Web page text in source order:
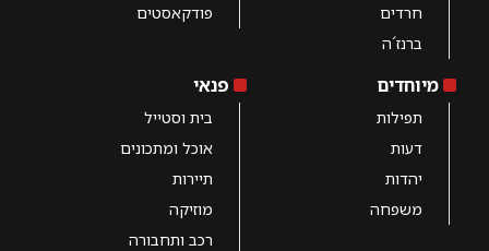
חרדים
ברנז´ה
פודקאסטים
מיוחדים
תפילות
דעות
יהדות
משפחה
פנאי
בית וסטייל
אוכל ומתכונים
תיירות
מוזיקה
רכב ותחבורה